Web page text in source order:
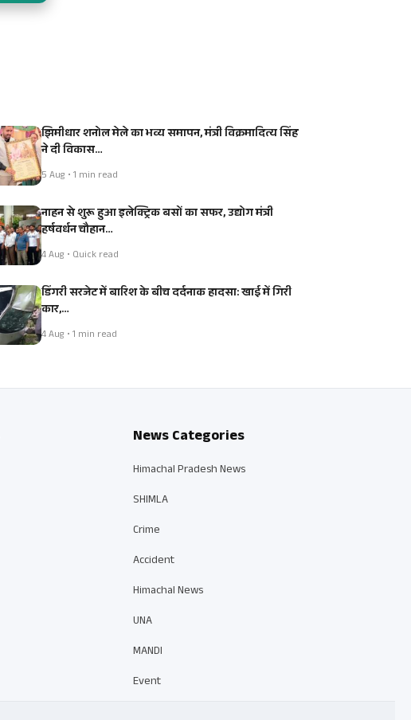
झिमीधार शनोल मेले का भव्य समापन, मंत्री विक्रमादित्य सिंह
ने दी विकास…
5 Aug • 1 min read
नाहन से शुरू हुआ इलेक्ट्रिक बसों का सफर, उद्योग मंत्री
हर्षवर्धन चौहान…
4 Aug • Quick read
डिंगरी सरजेट में बारिश के बीच दर्दनाक हादसा: खाई में गिरी
कार,…
4 Aug • 1 min read
News Categories
Himachal Pradesh News
SHIMLA
Crime
Accident
Himachal News
UNA
MANDI
Event